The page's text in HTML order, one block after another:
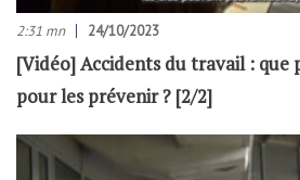
2:31 mn 24/10/2023
[Vidéo] Accidents du travail : que
pour les prévenir ? [2/2]